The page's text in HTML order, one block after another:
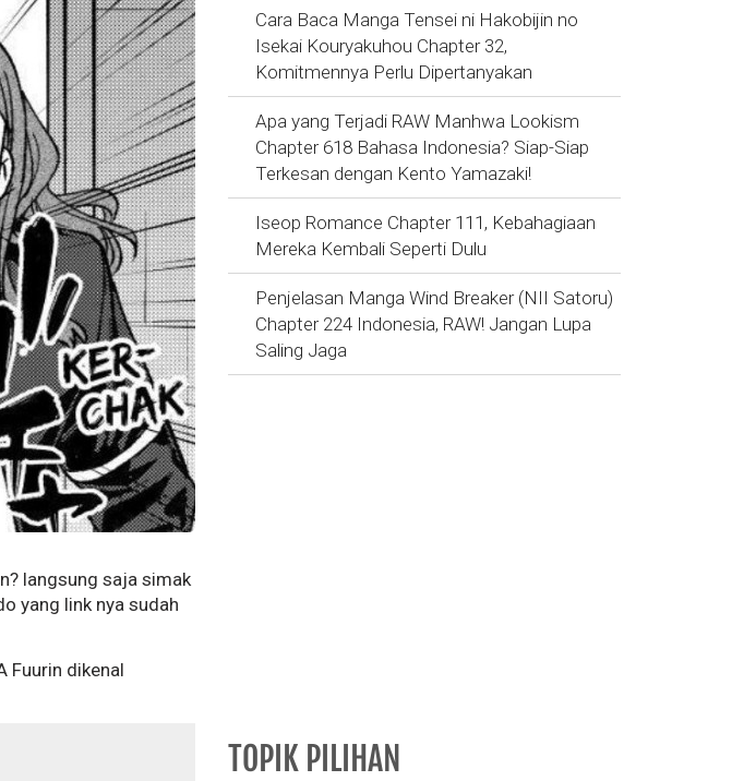
langsung saja simak
yang link nya sudah
Fuurin dikenal
Cara Baca Manga Tensei ni Hakobijin no
Isekai Kouryakuhou Chapter 32,
Komitmennya Perlu Dipertanyakan
Apa yang Terjadi RAW Manhwa Lookism
Chapter 618 Bahasa Indonesia? Siap-Siap
Terkesan dengan Kento Yamazaki!
Iseop Romance Chapter 111, Kebahagiaan
Mereka Kembali Seperti Dulu
Penjelasan Manga Wind Breaker (NII Satoru)
Chapter 224 Indonesia, RAW! Jangan Lupa
Saling Jaga
TOPIK PILIHAN